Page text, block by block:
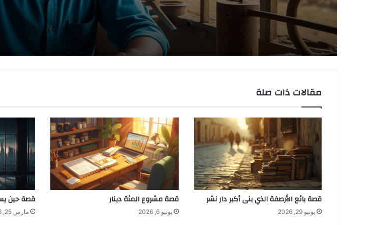
مقالات ذات صلة
قصة بائع الأرصفة الذي بنى أكبر دار نشر
يونيو 29, 2026
قصة مشروع المئة دينار
يونيو 6, 2026
قصة حين
مارس 25, 2026